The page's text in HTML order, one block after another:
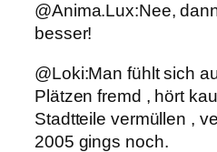
@Anima.Lux:Nee,
besser!
@Loki:Man fühlt sich
Plätzen fremd , hört
Stadtteile vermüllen ,
2005 gings noch.